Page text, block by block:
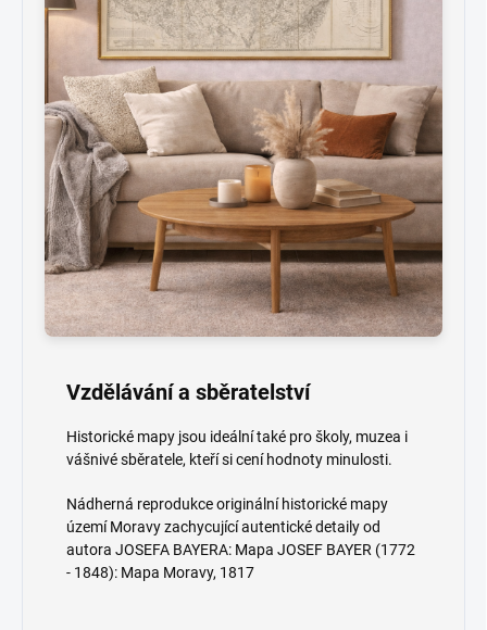
Vzdělávání a sběratelství
Historické mapy jsou ideální také pro školy, muzea i
vášnivé sběratele, kteří si cení hodnoty minulosti.
Nádherná reprodukce originální historické mapy
území Moravy zachycující autentické detaily od
autora JOSEFA BAYERA: Mapa JOSEF BAYER (1772
- 1848): Mapa Moravy, 1817